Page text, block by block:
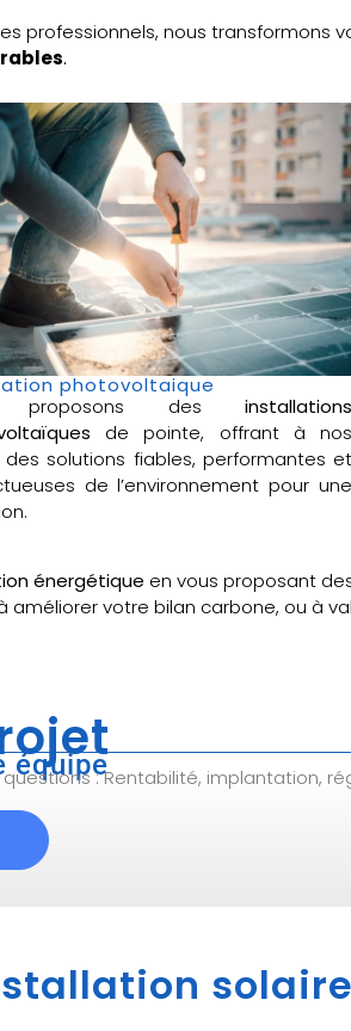
professionnels, nous
.
photovoltaique
proposons des installations
de pointe, offrant à nos
des solutions fiables, performantes et
de l’environnement pour une
énergétique en vous proposant
votre bilan carbone, ou à
équipe: Rentabilité, implantation,